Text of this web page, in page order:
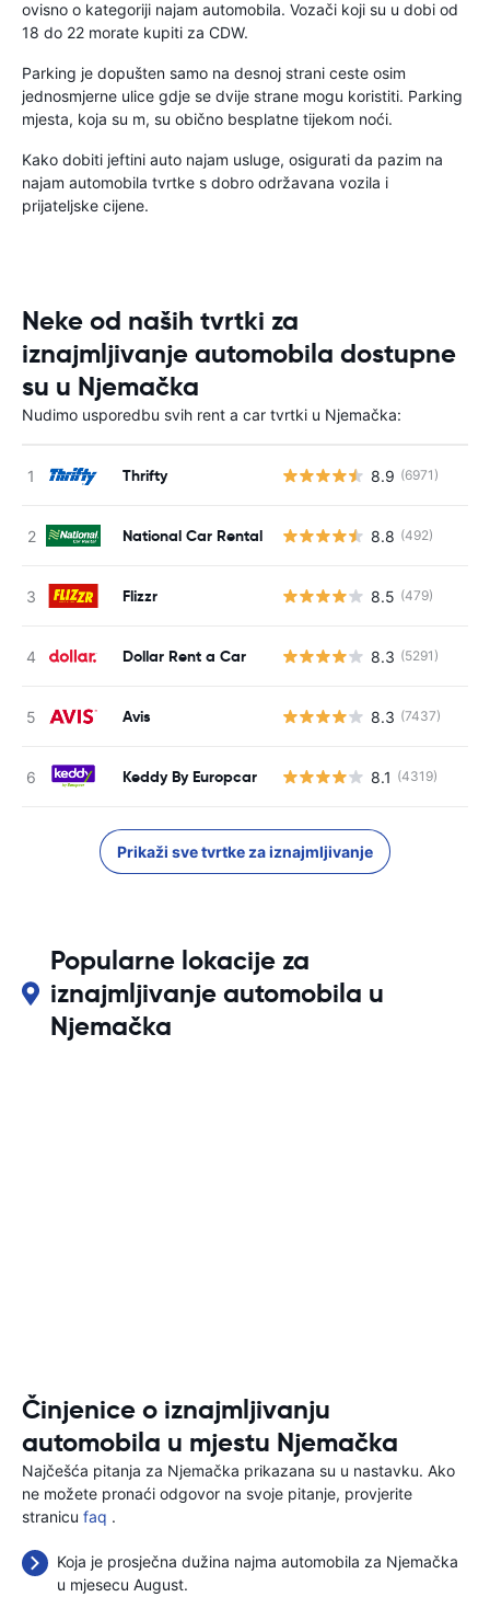
ovisno o kategoriji najam automobila. Vozači koji su u dobi od
18 do 22 morate kupiti za CDW.
Parking je dopušten samo na desnoj strani ceste osim
jednosmjerne ulice gdje se dvije strane mogu koristiti. Parking
mjesta, koja su m, su obično besplatne tijekom noći.
Kako dobiti jeftini auto najam usluge, osigurati da pazim na
najam automobila tvrtke s dobro održavana vozila i
prijateljske cijene.
Neke od naših tvrtki za
iznajmljivanje automobila dostupne
su u Njemačka
Nudimo usporedbu svih rent a car tvrtki u Njemačka:
Thrifty 8.9 (6971)
National Car Rental 8.8 (492)
Flizzr 8.5 (479)
Dollar Rent a Car 8.3 (5291)
Avis 8.3 (7437)
Keddy By Europcar 8.1 (4319)
Prikaži sve tvrtke za iznajmljivanje
Popularne lokacije za
iznajmljivanje automobila u
Njemačka
Činjenice o iznajmljivanju
automobila u mjestu Njemačka
Najčešća pitanja za Njemačka prikazana su u nastavku. Ako
ne možete pronaći odgovor na svoje pitanje, provjerite
stranicu faq .
Koja je prosječna dužina najma automobila za Njemačka
u mjesecu August.